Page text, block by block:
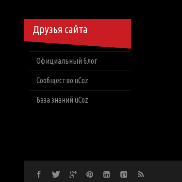
Друзья сайта
Официальный блог
Сообщество uCoz
База знаний uCoz